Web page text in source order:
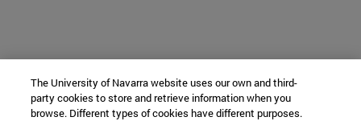
The University of Navarra website uses our own and third-
party cookies to store and retrieve information when you
browse. Different types of cookies have different purposes.